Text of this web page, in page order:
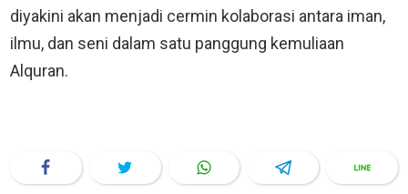
diyakini akan menjadi cermin kolaborasi antara iman,
ilmu, dan seni dalam satu panggung kemuliaan
Alquran.